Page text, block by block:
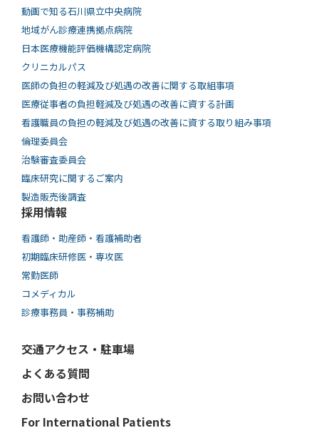
動画で知る⽯川県⽴中央病院
地域がん診療連携拠点病院
日本医療機能評価機構認定病院
クリニカルパス
医師の負担の軽減及び処遇の改善に関する取組事項
医療従事者の負担軽減及び処遇の改善に資する計画
看護職員の負担の軽減及び処遇の改善に資する取り組み事項
倫理委員会
治験審査委員会
臨床研究に関するご案内
製造販売後調査
採用情報
看護師・助産師・看護補助者
初期臨床研修医・専攻医
常勤医師
コメディカル
診療事務員・事務補助
交通アクセス・駐車場
よくある質問
お問い合わせ
For International Patients